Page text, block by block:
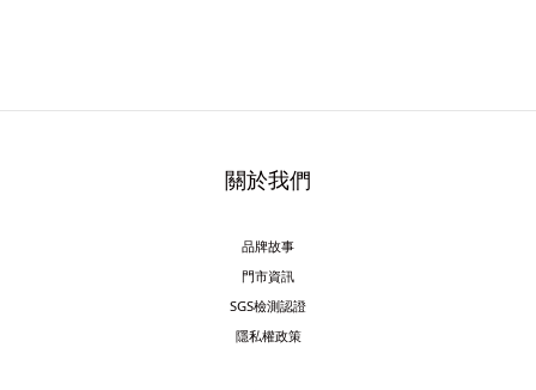
關於我們
品牌故事
門市資訊
SGS檢測認證
隱私權政策